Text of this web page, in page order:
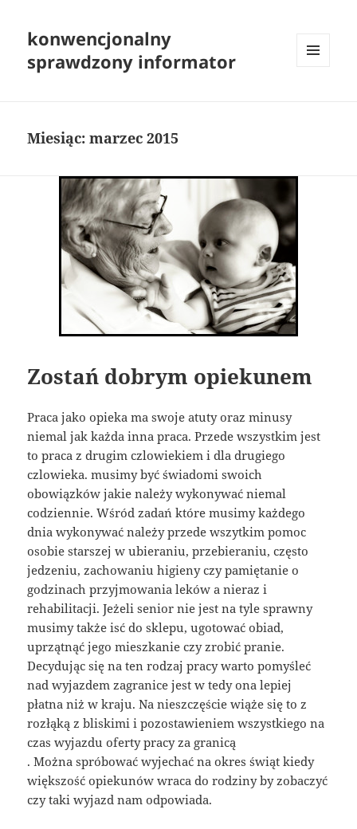
konwencjonalny
sprawdzony informator
Miesiąc:marzec 2015
Zostań dobrym opiekunem
Praca jako opieka ma swoje atuty oraz minusy
niemal jak każda inna praca. Przede wszystkim jest
to praca z drugim czlowiekiem i dla drugiego
czlowieka. musimy być świadomi swoich
obowiązków jakie należy wykonywać niemal
codziennie. Wśród zadań które musimy każdego
dnia wykonywać należy przede wszytkim pomoc
osobie starszej w ubieraniu, przebieraniu, często
jedzeniu, zachowaniu higieny czy pamiętanie o
godzinach przyjmowania leków a nieraz i
rehabilitacji. Jeżeli senior nie jest na tyle sprawny
musimy także isć do sklepu, ugotować obiad,
uprzątnąć jego mieszkanie czy zrobić pranie.
Decydując się na ten rodzaj pracy warto pomyśleć
nad wyjazdem zagranice jest w tedy ona lepiej
płatna niż w kraju. Na nieszczęście wiąże się to z
rozłąką z bliskimi i pozostawieniem wszystkiego na
czas wyjazdu oferty pracy za granicą
. Można spróbować wyjechać na okres świąt kiedy
większość opiekunów wraca do rodziny by zobaczyć
czy taki wyjazd nam odpowiada.